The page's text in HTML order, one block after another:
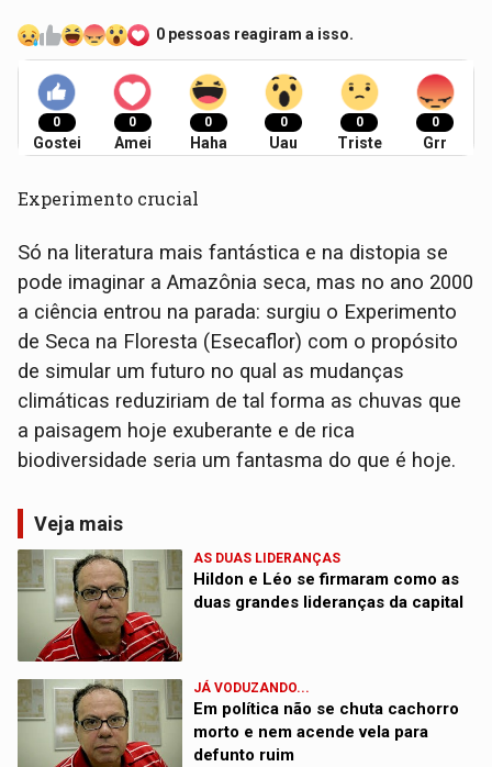
0 pessoas reagiram a isso.
0
Gostei
0
Amei
0
Haha
0
Uau
0
Triste
0
Grr
Experimento crucial
Só na literatura mais fantástica e na distopia se
pode imaginar a Amazônia seca, mas no ano 2000
a ciência entrou na parada: surgiu o Experimento
de Seca na Floresta (Esecaflor) com o propósito
de simular um futuro no qual as mudanças
climáticas reduziriam de tal forma as chuvas que
a paisagem hoje exuberante e de rica
biodiversidade seria um fantasma do que é hoje.
Veja mais
AS DUAS LIDERANÇAS
Hildon e Léo se firmaram como as
duas grandes lideranças da capital
JÁ VODUZANDO...
Em política não se chuta cachorro
morto e nem acende vela para
defunto ruim